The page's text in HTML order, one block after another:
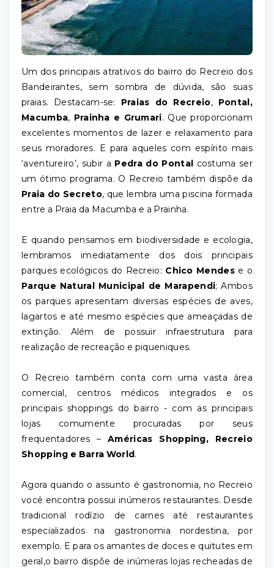
Um dos principais atrativos do bairro do Recreio dos
Bandeirantes, sem sombra de dúvida, são suas
praias. Destacam-se: Praias do Recreio, Pontal,
Macumba, Prainha e Grumari. Que proporcionam
excelentes momentos de lazer e relaxamento para
seus moradores. E para aqueles com espírito mais
‘aventureiro’, subir a Pedra do Pontal
costuma ser
um ótimo programa. O Recreio também dispõe da
Praia do Secreto, que lembra uma piscina formada
entre a Praia da Macumba e a Prainha.
E quando pensamos em biodiversidade e ecologia,
lembramos imediatamente dos dois principais
parques ecológicos do Recreio: Chico Mendese o
Parque Natural Municipal de Marapendi; Ambos
os parques apresentam diversas espécies de aves,
lagartos e até mesmo espécies que ameaçadas de
extinção. Além de possuir infraestrutura para
realização de recreação e piqueniques.
O Recreio também conta com uma vasta área
comercial, centros médicos integrados e os
principais shoppings do bairro - com as principais
lojas comumente procuradas por seus
frequentadores –Américas Shopping, Recreio
Shopping e Barra World .
Agora quando o assunto é gastronomia, no Recreio
você encontra possui inúmeros restaurantes. Desde
tradicional rodízio de carnes até restaurantes
especializados na gastronomia nordestina, por
exemplo. E para os amantes de doces e quitutes em
geral,o bairro dispõe de inúmeras lojas recheadas de